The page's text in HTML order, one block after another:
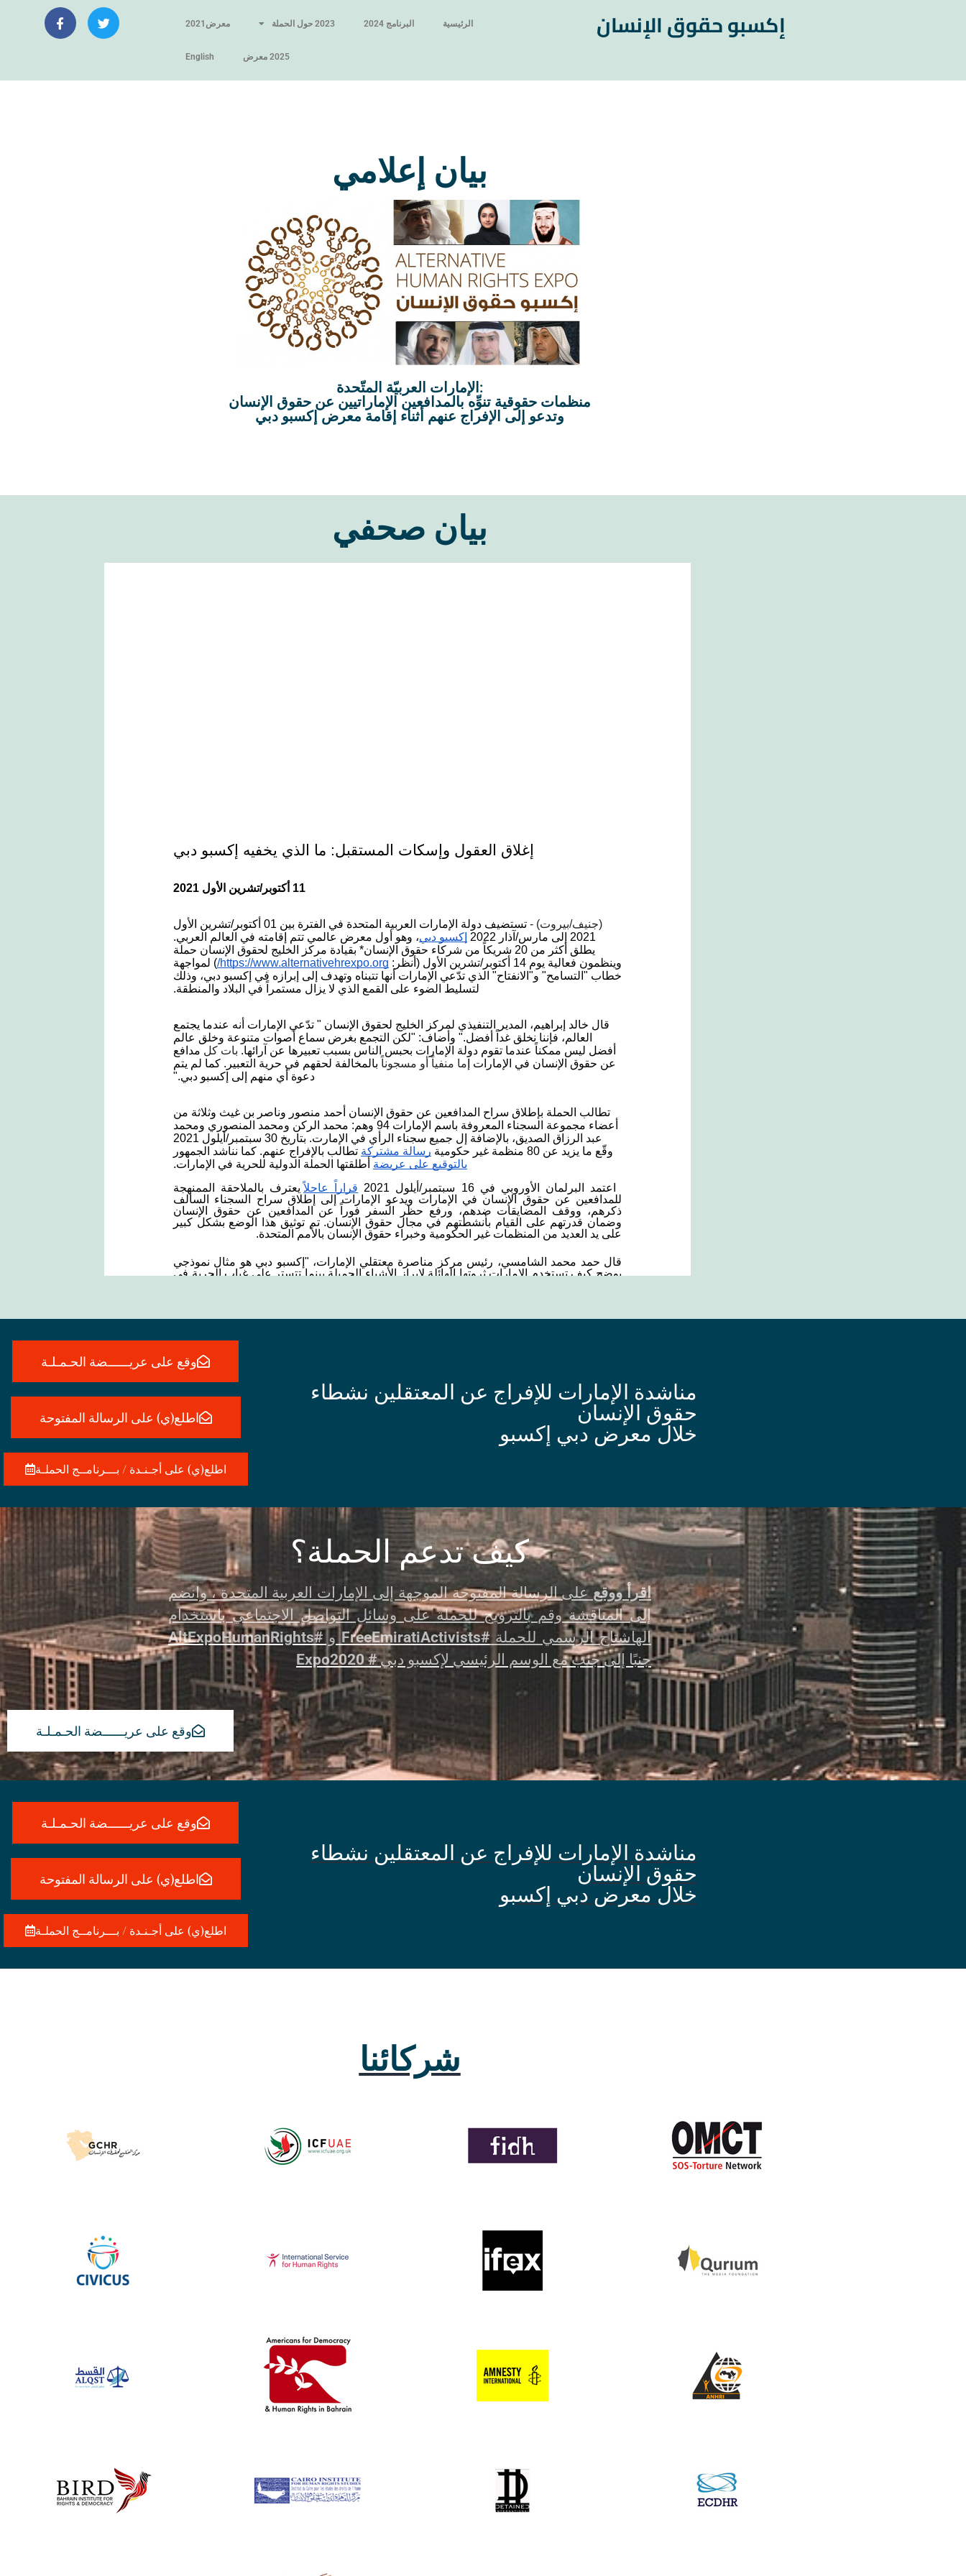
الرئيسية البرنامج 2024 2023 حول الحملة معرض2021
2025 معرض English
إكسبو حقوق الإنسان
بيان إعلامي
الإمارات العربيّة المتّحدة:
منظمات حقوقية تنوِّه بالمدافعين الإماراتيين عن حقوق الإنسان
وتدعو إلى الإفراج عنهم أثناء إقامة معرض إكسبو دبي
بيان صحفي
وقع على عريــــــضة الحـمـلـة
اطلع(ي) على الرسالة المفتوحة
اطلع(ي) على أجـنـدة / بـــرنامــج الحملـة
مناشدة الإمارات للإفراج عن المعتقلين نشطاء
حقوق الإنسان
خلال معرض دبي إكسبو
كيف تدعم الحملة؟
اقرأ ووقععلى الرسالة المفتوحة الموجهة إلى الإمارات العربية المتحدة ، وانضم
إلى المناقشة وقم بالترويج للحملة على وسائل التواصل الاجتماعي باستخدام
الهاشتاج الرسمي للحملة#FreeEmiratiActivists و #AltExpoHumanRights
جنبًا إلى جنب مع الوسم الرئيسي لإكسبو دبي# Expo2020
وقع على عريــــــضة الحـمـلـة
وقع على عريــــــضة الحـمـلـة
اطلع(ي) على الرسالة المفتوحة
اطلع(ي) على أجـنـدة / بـــرنامــج الحملـة
مناشدة الإمارات للإفراج عن المعتقلين نشطاء
حقوق الإنسان
خلال معرض دبي إكسبو
شركائنا